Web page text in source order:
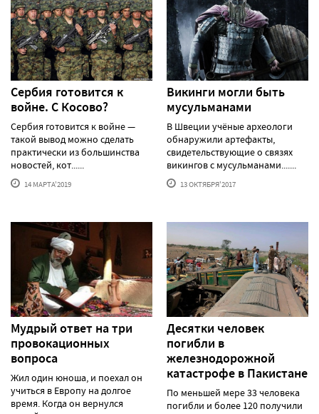
Сербия готовится к
войне. С Косово?
Сербия готовится к войне —
такой вывод можно сделать
практически из большинства
новостей, кот......
14 МАРТА'2019
Викинги могли быть
мусульманами
В Швеции учёные археологи
обнаружили артефакты,
свидетельствующие о связях
викингов с мусульманами.......
13 ОКТЯБРЯ'2017
Мудрый ответ на три
провокационных
вопроса
Жил один юноша, и поехал он
учиться в Европу на долгое
время. Когда он вернулся
Десятки человек
погибли в
железнодорожной
катастрофе в Пакистане
По меньшей мере 33 человека
погибли и более 120 получили